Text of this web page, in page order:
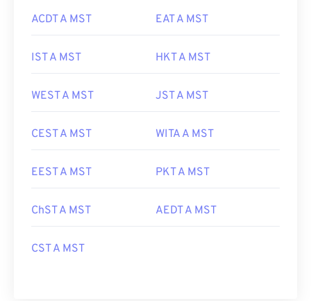
ACDT A MST EAT A MST
IST A MST HKT A MST
WEST A MST JST A MST
CEST A MST WITA A MST
EEST A MST PKT A MST
ChST A MST AEDT A MST
CST A MST